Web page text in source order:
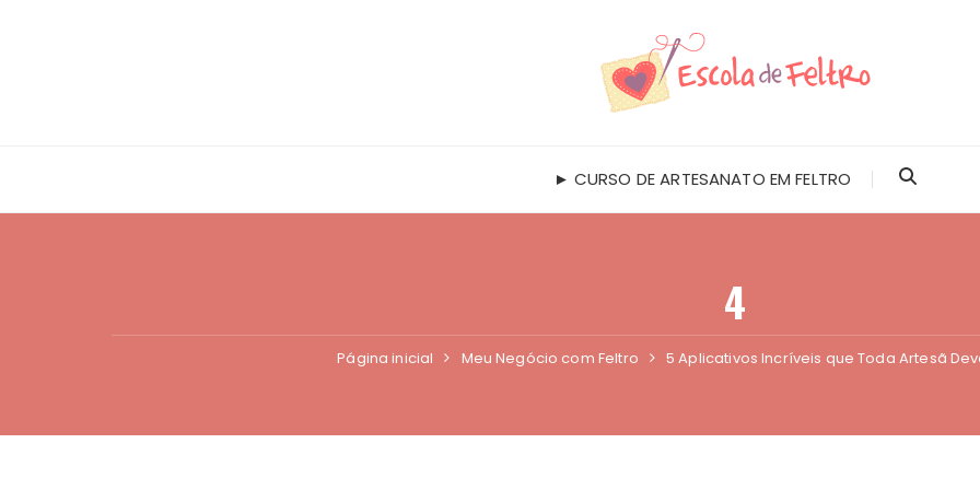
► CURSO DE ARTESANATO EM FELTRO
4
Página inicial Meu Negócio com Feltro 5 Aplicativos Incríveis que Toda Artesã